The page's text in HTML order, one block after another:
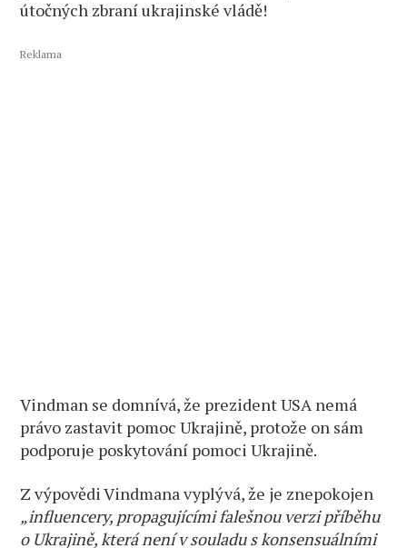
útočných zbraní ukrajinské vládě!
Reklama
Vindman se domnívá, že prezident USA nemá
právo zastavit pomoc Ukrajině, protože on sám
podporuje poskytování pomoci Ukrajině.
Z výpovědi Vindmana vyplývá, že je znepokojen
„influencery, propagujícími falešnou verzi příběhu
o Ukrajině, která není v souladu s konsensuálními